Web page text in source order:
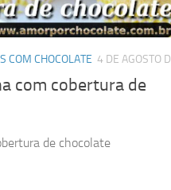
COM CHOCOLATE 4 DE AGOSTO
com cobertura de
de chocolate